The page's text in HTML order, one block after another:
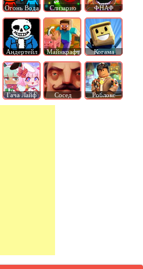
Огонь Вода Слизарио ФНАФ
Андертейл Майнкрафт Когама
Гача Лайф Сосед Роблокс